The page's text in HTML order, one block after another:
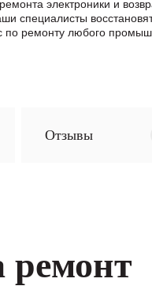
электроники и
специалисты
ремонту любого
Отзывы
ремонт